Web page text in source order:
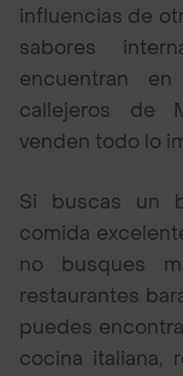
influencias de
sabores
encuentran
callejeros de
venden todo lo
Si buscas un
comida
no busques
restaurantes
puedes
cocina italiana,